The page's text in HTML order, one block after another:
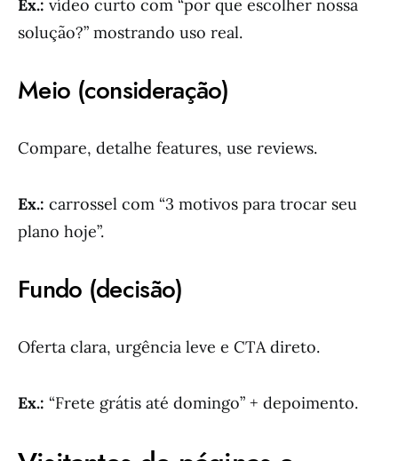
Ex.: vídeo curto com “por que escolher nossa
solução?” mostrando uso real.
Meio (consideração)
Compare, detalhe features, use reviews.
Ex.: carrossel com “3 motivos para trocar seu
plano hoje”.
Fundo (decisão)
Oferta clara, urgência leve e CTA direto.
Ex.: “Frete grátis até domingo” + depoimento.